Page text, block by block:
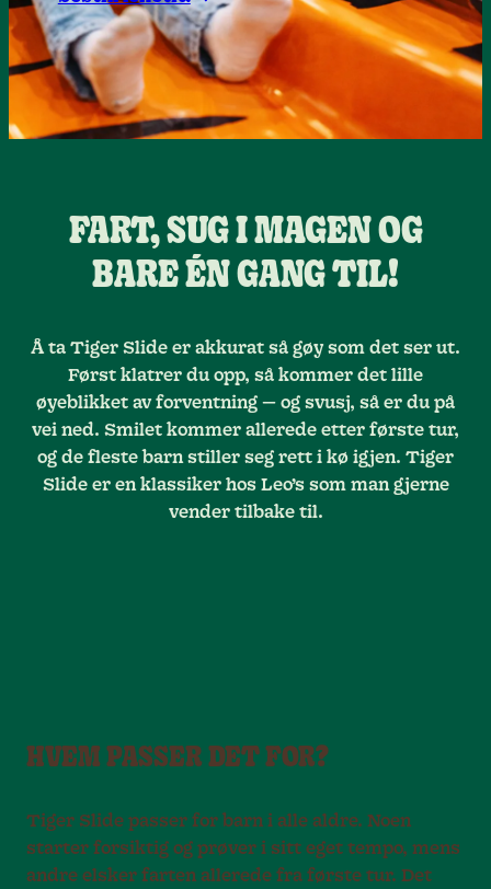
FART, SUG I MAGEN OG
BARE ÉN GANG TIL!
Å ta Tiger Slide er akkurat så gøy som det ser ut.
Først klatrer du opp, så kommer det lille
øyeblikket av forventning — og svusj, så er du på
vei ned. Smilet kommer allerede etter første tur,
og de fleste barn stiller seg rett i kø igjen. Tiger
Slide er en klassiker hos Leo’s som man gjerne
vender tilbake til.
HVEM PASSER DET FOR?
Tiger Slide passer for barn i alle aldre. Noen
starter forsiktig og prøver i sitt eget tempo, mens
andre elsker farten allerede fra første tur. Det